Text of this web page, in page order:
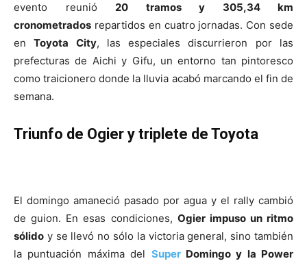
evento reunió 20 tramos y 305,34 km
cronometrados repartidos en cuatro jornadas. Con sede
enToyota City, las especiales discurrieron por las
prefecturas de Aichi y Gifu, un entorno tan pintoresco
como traicionero donde la lluvia acabó marcando el fin de
semana.
Triunfo de Ogier y triplete de Toyota
El domingo amaneció pasado por agua y el rally cambió
de guion. En esas condiciones, Ogier impuso un ritmo
sólido y se llevó no sólo la victoria general, sino también
la puntuación máxima del SuperDomingo y la Power